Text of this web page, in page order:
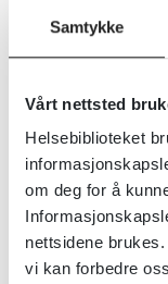
Samtykke
Vårt nettsted
Helsebiblioteket
om deg for å
nettsidene
vi kan forbedre
Tema:Lover
og
regler
Utgiver:
Språk:Norsk